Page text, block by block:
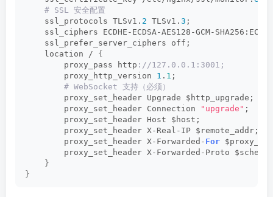
# SSL 安全配置
    ssl_protocols TLSv1.
2 TLSv1. 3 ;
ssl_ciphers ECDHE-ECDSA-AES128-GCM-
    ssl_prefer_server_ciphers off;
    location /
{
        proxy_pass http
://127.0.0.1:3001;
        proxy_http_version
1 . 1 ;
# WebSocket 支持（必须）
        proxy_set_header Upgrade $http_upgrade;
        proxy_set_header Connection
"upgrade" ;
        proxy_set_header Host $host;
        proxy_set_header X-Real-IP $remote_addr;
        proxy_set_header X-Forwarded-
For
        proxy_set_header X-Forwarded-Proto $scheme;
}
}